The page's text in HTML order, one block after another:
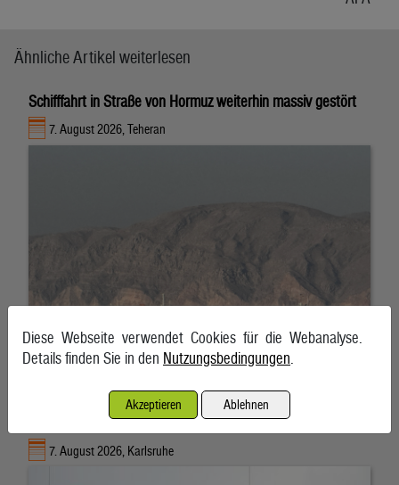
Ähnliche Artikel weiterlesen
Schifffahrt in Straße von Hormuz weiterhin massiv gestört
7. August 2026, Teheran
EnBW bestätigt Jahresprognose trotz Gewinnrückgangs
7. August 2026, Karlsruhe
Diese Webseite verwendet Cookies für die Webanalyse.
Details finden Sie in den Nutzungsbedingungen
Akzeptieren Ablehnen